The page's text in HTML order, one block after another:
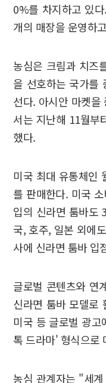
0%를 차지하고 있
개의 매장을 운영하
농심은 크림과 치즈
을 선호하는 국가를
선다. 아시안 마켓을
서는 지난해 11월부
했다.
미국 최대 유통체인
를 판매한다. 미국
입의 신라면 툼바도
국, 호주, 일본 외에
사에 신라면 툼바 입
글로벌 콘텐츠와 연
신라면 툼바 모델로
미국 등 글로벌 광고
톡 드라마' 형식으로
농심 관계자는 "세